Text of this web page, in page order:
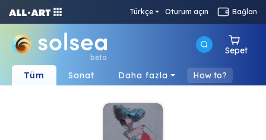
Türkçe Oturum açın Bağlan
beta
Sepet
Tüm Sanat Daha fazla How to?